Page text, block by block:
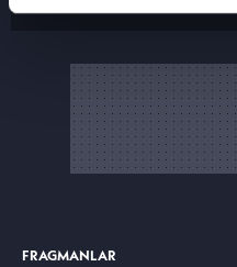
gerçekleştirilen veri
FRAGMANLAR